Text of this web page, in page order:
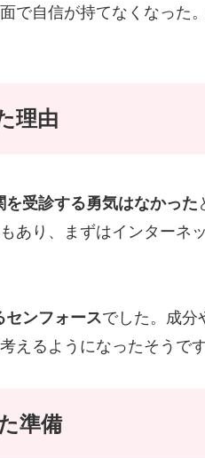
で自信が持てなくなった
理由
を受診する勇気はなかった
あり、まずはインターネ
センフォースでした。成分
えるようになったそうです
準備